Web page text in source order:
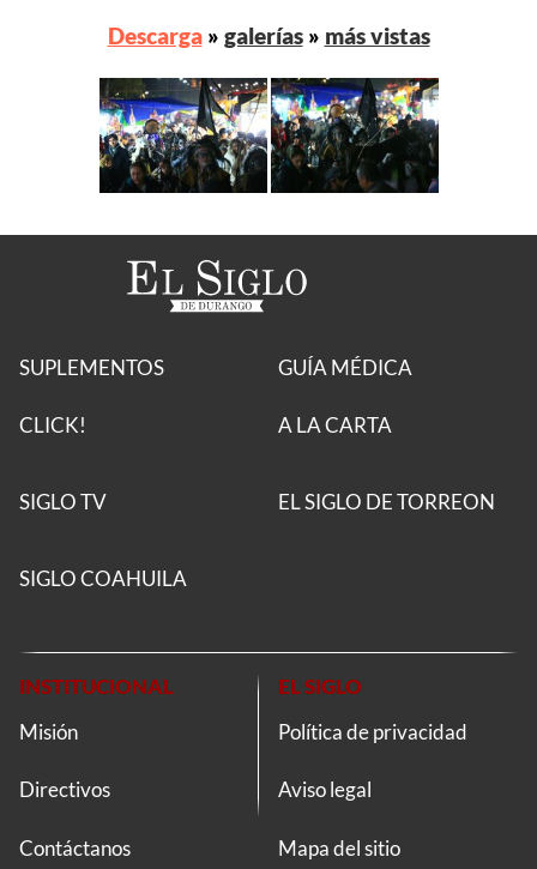
Descarga» galerías» más vistas
SUPLEMENTOS
CLICK!
GUÍA MÉDICA
A LA CARTA
SIGLO TV EL SIGLO DE TORREON
SIGLO COAHUILA
INSTITUCIONAL
Misión
Directivos
Contáctanos
EL SIGLO
Política de privacidad
Aviso legal
Mapa del sitio